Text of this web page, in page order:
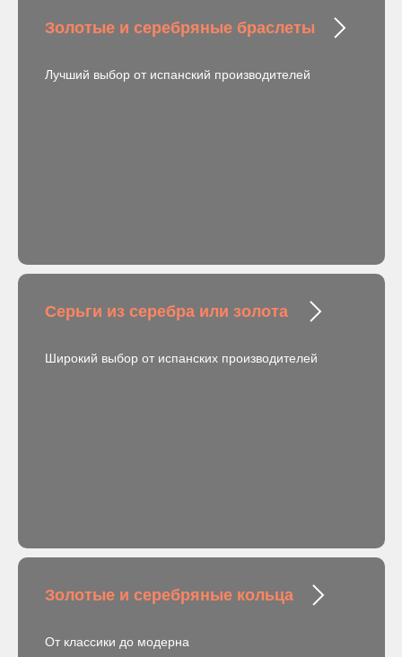
Золотые и серебряные браслеты
Лучший выбор от испанский производителей
Серьги из серебра или золота
Широкий выбор от испанских производителей
Золотые и серебряные кольца
От классики до модерна